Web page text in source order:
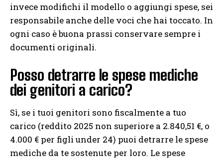
invece modifichi il modello o aggiungi spese, sei
responsabile anche delle voci che hai toccato. In
ogni caso è buona prassi conservare sempre i
documenti originali.
Posso detrarre le spese mediche
dei genitori a carico?
Sì, se i tuoi genitori sono fiscalmente a tuo
carico (reddito 2025 non superiore a 2.840,51 €, o
4.000 € per figli under 24) puoi detrarre le spese
mediche da te sostenute per loro. Le spese